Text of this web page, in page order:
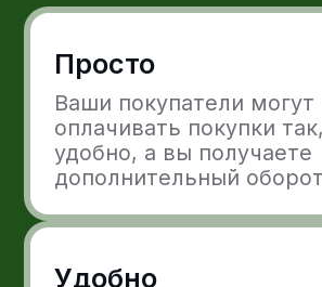
Готовы расти с Freedom
Pay?
Интегрируйте Freedom Pay в ваши
решения. Принимайте платежи онлайн
удобными для вас и ваших клиентов
методами.
Оставить заявку